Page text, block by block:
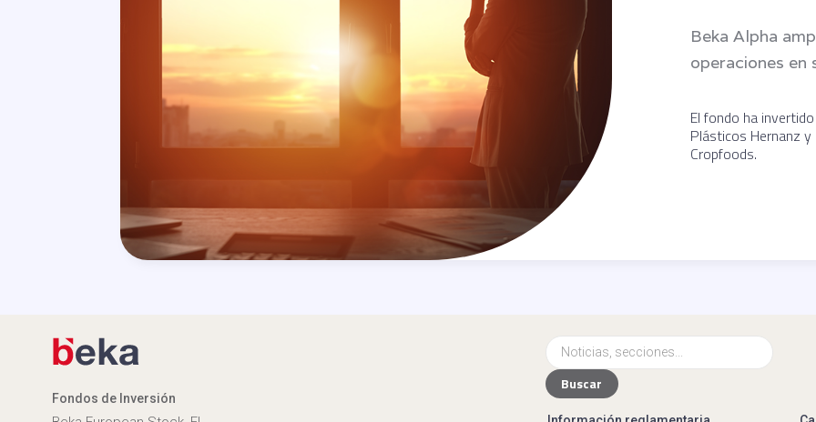
Beka Alpha
operaciones
El fondo ha
Plásticos Hernanz
Cropfoods.
Fondos de Inversión